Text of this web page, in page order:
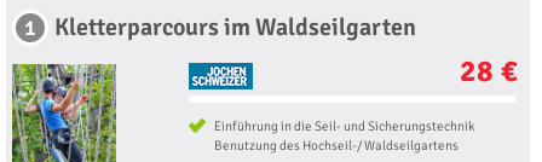
1 Kletterparcours im Waldseilgarten
28 €
Einführung in die Seil- und Sicherungstechnik
Benutzung des Hochseil-/ Waldseilgartens